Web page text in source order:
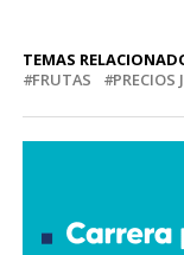
TEMAS
FRUTAS
PRECIOS